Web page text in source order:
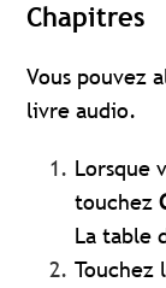
Chapitres
Vous pouvez
livre audio.
Lorsque
touchez
La table
Touchez